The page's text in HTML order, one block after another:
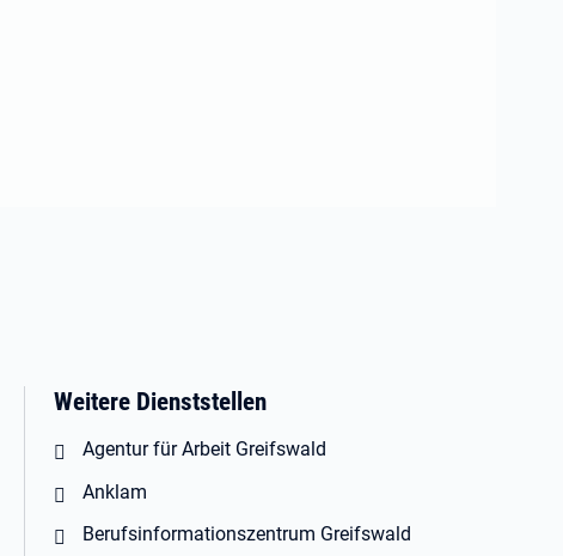
Weitere Dienststellen
Agentur für Arbeit Greifswald
Anklam
Berufsinformationszentrum Greifswald